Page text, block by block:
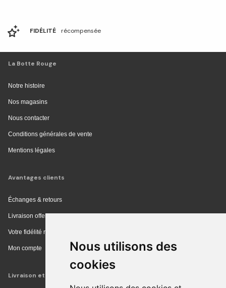
Nous utilisons des
cookies
FIDÉLITÉ récompensée
La Botte Rouge
Notre histoire
Nos magasins
Nous contacter
Conditions générales de vente
Mentions légales
Avantages clients
Échanges & retours
Livraison offerte en magasin
Votre fidélité récompensée
Mon compte
Livraison et achat